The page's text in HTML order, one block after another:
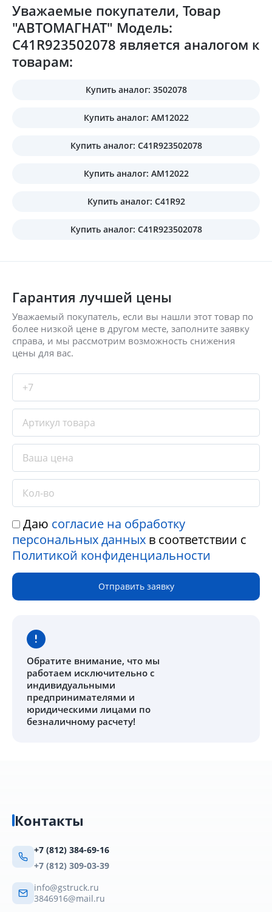
Уважаемые покупатели, Товар
"АВТОМАГНАТ" Модель:
C41R923502078 является аналогом к
товарам:
Купить аналог: 3502078
Купить аналог: AM12022
Купить аналог: C41R923502078
Купить аналог: АМ12022
Купить аналог: С41R92
Купить аналог: С41R923502078
Гарантия лучшей цены
Уважаемый покупатель, если вы нашли этот товар по
более низкой цене в другом месте, заполните заявку
справа, и мы рассмотрим возможность снижения
цены для вас.
Даю согласие на обработку
персональных данных в соответствии с
Политикой конфиденциальности
Отправить заявку
Обратите внимание, что мы
работаем исключительно с
индивидуальными
предпринимателями и
юридическими лицами по
безналичному расчету!
Контакты
+7 (812) 384-69-16
+7 (812) 309-03-39
info@gstruck.ru
3846916@mail.ru